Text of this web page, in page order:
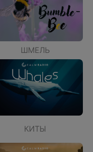
ШМЕЛЬ
КИТЫ